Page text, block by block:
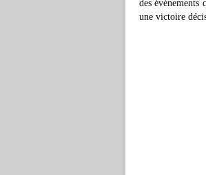
des
une victoire